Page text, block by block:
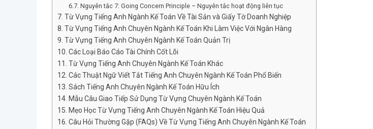
Nguyên tắc 7: Going Concern Principle – Nguyên tắc hoạt động liên tục
Từ Vựng Tiếng Anh Ngành Kế Toán Về Tài Sản và Giấy Tờ Doanh Nghiệp
Từ Vựng Tiếng Anh Chuyên Ngành Kế Toán Khi Làm Việc Với Ngân Hàng
Từ Vựng Tiếng Anh Chuyên Ngành Kế Toán Quản Trị
Các Loại Báo Cáo Tài Chính Cốt Lõi
Từ Vựng Tiếng Anh Chuyên Ngành Kế Toán Khác
Các Thuật Ngữ Viết Tắt Tiếng Anh Chuyên Ngành Kế Toán Phổ Biến
Sách Tiếng Anh Chuyên Ngành Kế Toán Hữu Ích
Mẫu Câu Giao Tiếp Sử Dụng Từ Vựng Chuyên Ngành Kế Toán
Mẹo Học Từ Vựng Tiếng Anh Chuyên Ngành Kế Toán Hiệu Quả
Câu Hỏi Thường Gặp (FAQs) Về Từ Vựng Tiếng Anh Chuyên Ngành Kế Toán